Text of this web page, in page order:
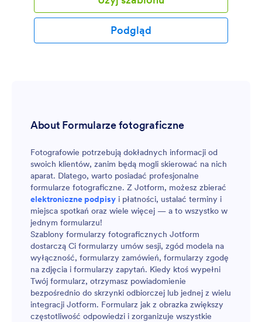
marketingowej, takie jak data rozpoczęcia i
zakończenia, opłaty i metoda płatności. Formularz
posiada także widget E-podpisu, pozwalający
Podgląd
About Formularze fotograficzne
Fotografowie potrzebują dokładnych informacji od
swoich klientów, zanim będą mogli skierować na nich
aparat. Dlatego, warto posiadać profesjonalne
formularze fotograficzne. Z Jotform, możesz zbierać
elektroniczne podpisy i płatności, ustalać terminy i
miejsca spotkań oraz wiele więcej — a to wszystko w
jednym formularzu!
Szablony formularzy fotograficznych Jotform
dostarczą Ci formularzy umów sesji, zgód modela na
wyłączność, formularzy zamówień, formularzy zgodę
na zdjęcia i formularzy zapytań. Kiedy ktoś wypełni
Twój formularz, otrzymasz powiadomienie
bezpośrednio do skrzynki odbiorczej lub jednej z wielu
integracji Jotform. Formularz jak z obrazka zwiększy
częstotliwość odpowiedzi i zorganizuje wszystkie